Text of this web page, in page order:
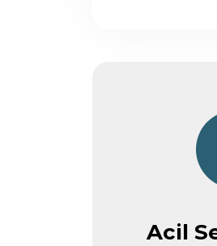
Acil